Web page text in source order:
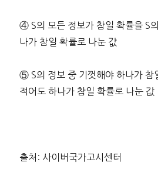
④ S의 모든 정보가 참일 확률을 S
나가 참일 확률로 나눈 값
⑤ S의 정보 중 기껏해야 하나가 참
적어도 하나가 참일 확률로 나눈 값
출처: 사이버국가고시센터